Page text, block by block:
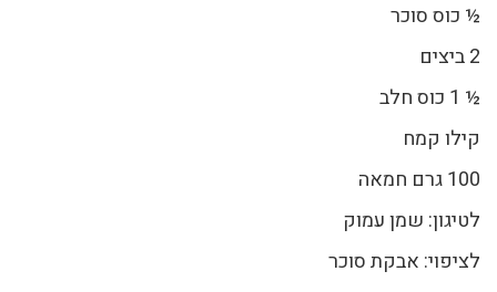
½ כוס סוכר
2 ביצים
½ 1 כוס חלב
קילו קמח
100 גרם חמאה
לטיגון: שמן עמוק
לציפוי: אבקת סוכר